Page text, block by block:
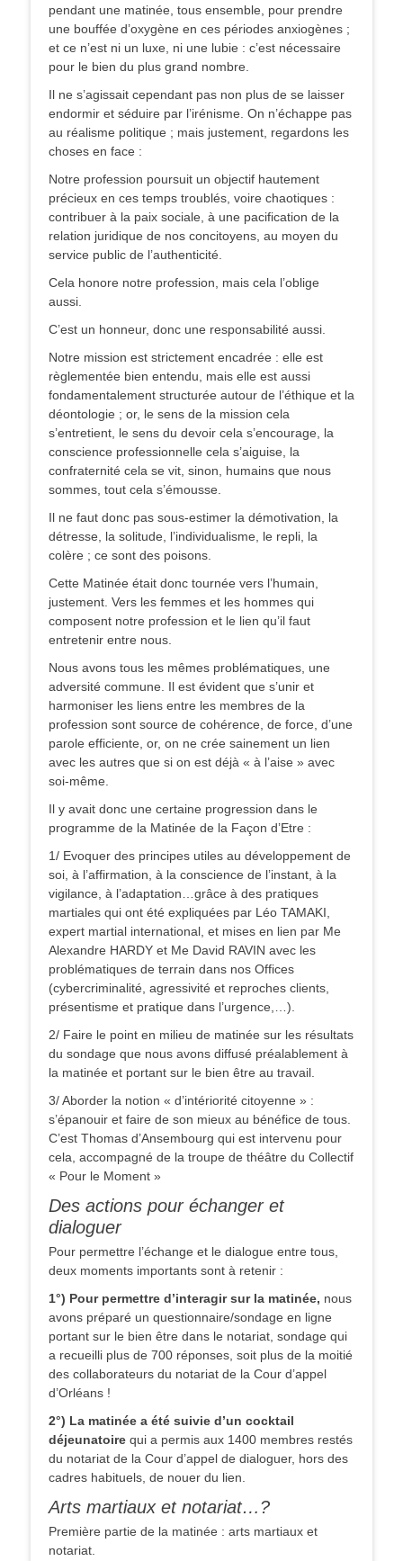
pendant une matinée, tous ensemble, pour prendre
une bouffée d’oxygène en ces périodes anxiogènes ;
et ce n’est ni un luxe, ni une lubie : c’est nécessaire
pour le bien du plus grand nombre.
Il ne s’agissait cependant pas non plus de se laisser
endormir et séduire par l’irénisme. On n’échappe pas
au réalisme politique ; mais justement, regardons les
choses en face :
Notre profession poursuit un objectif hautement
précieux en ces temps troublés, voire chaotiques :
contribuer à la paix sociale, à une pacification de la
relation juridique de nos concitoyens, au moyen du
service public de l’authenticité.
Cela honore notre profession, mais cela l’oblige
aussi.
C’est un honneur, donc une responsabilité aussi.
Notre mission est strictement encadrée : elle est
règlementée bien entendu, mais elle est aussi
fondamentalement structurée autour de l’éthique et la
déontologie ; or, le sens de la mission cela
s’entretient, le sens du devoir cela s’encourage, la
conscience professionnelle cela s’aiguise, la
confraternité cela se vit, sinon, humains que nous
sommes, tout cela s’émousse.
Il ne faut donc pas sous-estimer la démotivation, la
détresse, la solitude, l’individualisme, le repli, la
colère ; ce sont des poisons.
Cette Matinée était donc tournée vers l’humain,
justement. Vers les femmes et les hommes qui
composent notre profession et le lien qu’il faut
entretenir entre nous.
Nous avons tous les mêmes problématiques, une
adversité commune. Il est évident que s’unir et
harmoniser les liens entre les membres de la
profession sont source de cohérence, de force, d’une
parole efficiente, or, on ne crée sainement un lien
avec les autres que si on est déjà « à l’aise » avec
soi-même.
Il y avait donc une certaine progression dans le
programme de la Matinée de la Façon d’Etre :
1/ Evoquer des principes utiles au développement de
soi, à l’affirmation, à la conscience de l’instant, à la
vigilance, à l’adaptation…grâce à des pratiques
martiales qui ont été expliquées par Léo TAMAKI,
expert martial international, et mises en lien par Me
Alexandre HARDY et Me David RAVIN avec les
problématiques de terrain dans nos Offices
(cybercriminalité, agressivité et reproches clients,
présentisme et pratique dans l’urgence,…).
2/ Faire le point en milieu de matinée sur les résultats
du sondage que nous avons diffusé préalablement à
la matinée et portant sur le bien être au travail.
3/ Aborder la notion « d’intériorité citoyenne » :
s’épanouir et faire de son mieux au bénéfice de tous.
C’est Thomas d’Ansembourg qui est intervenu pour
cela, accompagné de la troupe de théâtre du Collectif
« Pour le Moment »
Des actions pour échanger et
dialoguer
Pour permettre l’échange et le dialogue entre tous,
deux moments importants sont à retenir :
1°) Pour permettre d’interagir sur la matinée, nous
avons préparé un questionnaire/sondage en ligne
portant sur le bien être dans le notariat, sondage qui
a recueilli plus de 700 réponses, soit plus de la moitié
des collaborateurs du notariat de la Cour d’appel
d’Orléans !
2°) La matinée a été suivie d’un cocktail
déjeunatoire qui a permis aux 1400 membres restés
du notariat de la Cour d’appel de dialoguer, hors des
cadres habituels, de nouer du lien.
Arts martiaux et notariat…?
Première partie de la matinée : arts martiaux et
notariat.